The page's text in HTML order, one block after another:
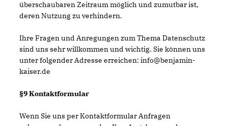
überschaubaren Zeitraum möglich und zumutbar ist,
deren Nutzung zu verhindern.
Ihre Fragen und Anregungen zum Thema Datenschutz
sind uns sehr willkommen und wichtig. Sie können uns
unter folgender Adresse erreichen: info@benjamin-
kaiser.de
§9 Kontaktformular
Wenn Sie uns per Kontaktformular Anfragen